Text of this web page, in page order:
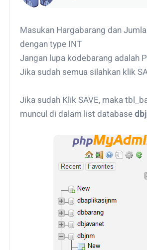
Masukan Hargabarang dan
dengan type INT
Jangan lupa kodebarang adalah
Jika sudah semua silahkan klik
Jika sudah Klik SAVE, maka
muncul di dalam list database